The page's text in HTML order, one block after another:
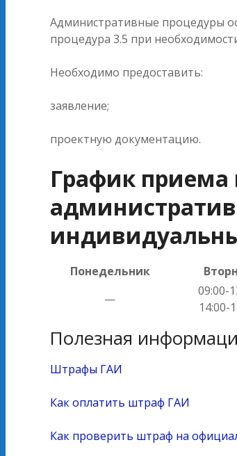
Административные процедуры
процедура 3.5 при
Необходимо предоставить:
заявление;
проектную документацию.
График приема
Понедельник
—
09:00-
14:00-
Полезная
Штрафы ГАИ
Как оплатить штраф ГАИ
Как проверить штраф на